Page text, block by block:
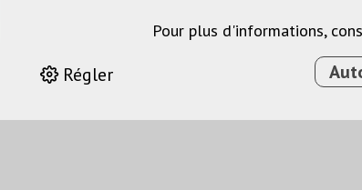
Pour plus d'informations,
Régler